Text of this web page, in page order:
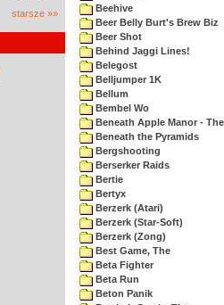
starsze »»
Beehive
Beer Belly Burt's Brew Biz
Beer Shot
Behind Jaggi Lines!
Belegost
Belljumper 1K
Bellum
Bembel Wo
Beneath Apple Manor -
Beneath the Pyramids
Bergshooting
Berserker Raids
Bertie
Bertyx
Berzerk (Atari)
Berzerk (Star-Soft)
Berzerk (Zong)
Best Game, The
Beta Fighter
Beta Run
Beton Panik